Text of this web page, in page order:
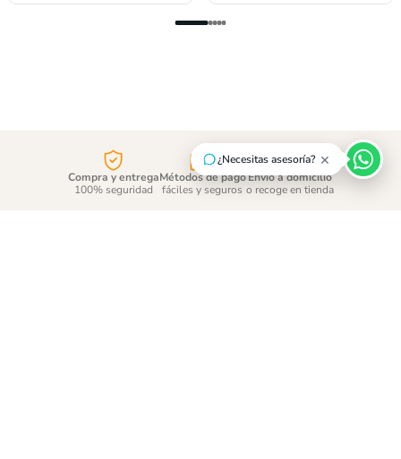
¿Necesitas asesoría? ×
Compra y entrega
100% seguridad
Métodos de pago
fáciles y seguros
Envío a domicilio
o recoge en tienda